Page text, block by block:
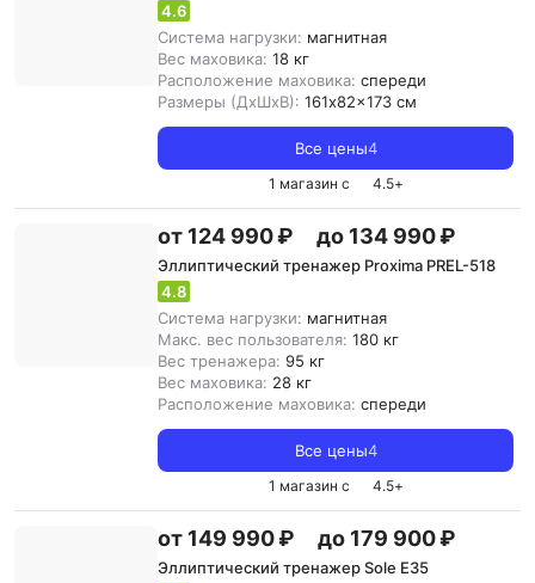
4.6
Система нагрузки: магнитная
Вес маховика: 18 кг
Расположение маховика: спереди
Размеры (ДxШxВ): 161x82x173 см
Все цены4
1 магазин с 4.5+
от 124 990 ₽ до 134 990 ₽
Эллиптический тренажер Proxima PREL-518
4.8
Система нагрузки: магнитная
Макс. вес пользователя: 180 кг
Вес тренажера: 95 кг
Вес маховика: 28 кг
Расположение маховика: спереди
Все цены4
1 магазин с 4.5+
от 149 990 ₽ до 179 900 ₽
Эллиптический тренажер Sole E35